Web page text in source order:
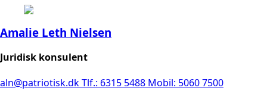
Amalie Leth Nielsen
Juridisk konsulent
aln@patriotisk.dkTlf.: 6315 5488 Mobil: 5060 7500